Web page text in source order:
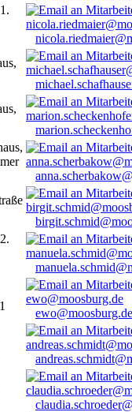
ewo@moosburg.de